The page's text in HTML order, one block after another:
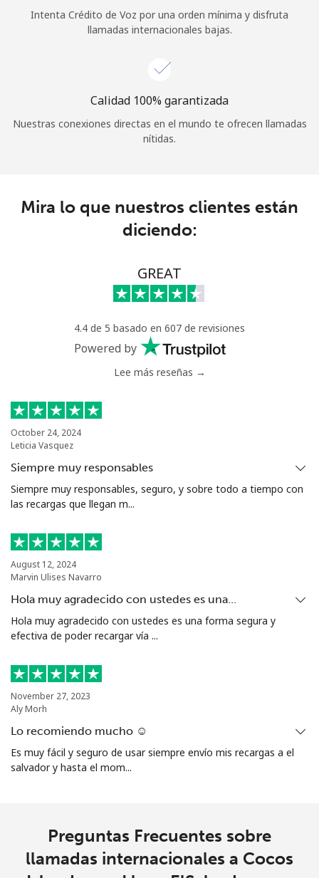
Continuar con
Intenta Crédito de Voz por una orden mínima y disfruta
llamadas internacionales bajas.
Calidad 100% garantizada
Nuestras conexiones directas en el mundo te ofrecen llamadas
nítidas.
Mira lo que nuestros clientes están
diciendo:
GREAT
4.4 de 5 basado en 607 de revisiones
Powered by
Lee más reseñas →
October 24, 2024
Leticia Vasquez
Siempre muy responsables
Siempre muy responsables, seguro, y sobre todo a tiempo con
las recargas que llegan m...
August 12, 2024
Marvin Ulises Navarro
Hola muy agradecido con ustedes es una…
Hola muy agradecido con ustedes es una forma segura y
efectiva de poder recargar vía ...
November 27, 2023
Aly Morh
Lo recomiendo mucho ☺️
Es muy fácil y seguro de usar siempre envío mis recargas a el
salvador y hasta el mom...
Preguntas Frecuentes sobre
llamadas internacionales a Cocos